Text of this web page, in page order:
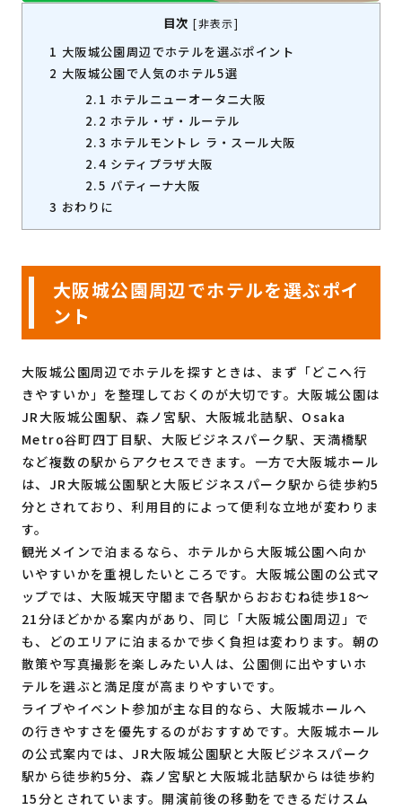
目次 [非表示]
1 大阪城公園周辺でホテルを選ぶポイント
2 大阪城公園で人気のホテル5選
2.1 ホテルニューオータニ大阪
2.2 ホテル・ザ・ルーテル
2.3 ホテルモントレ ラ・スール大阪
2.4 シティプラザ大阪
2.5 パティーナ大阪
3 おわりに
大阪城公園周辺でホテルを選ぶポイ
ント
大阪城公園周辺でホテルを探すときは、まず「どこへ行
きやすいか」を整理しておくのが大切です。大阪城公園は
JR大阪城公園駅、森ノ宮駅、大阪城北詰駅、Osaka
Metro谷町四丁目駅、大阪ビジネスパーク駅、天満橋駅
など複数の駅からアクセスできます。一方で大阪城ホール
は、JR大阪城公園駅と大阪ビジネスパーク駅から徒歩約5
分とされており、利用目的によって便利な立地が変わりま
す。
観光メインで泊まるなら、ホテルから大阪城公園へ向か
いやすいかを重視したいところです。大阪城公園の公式マ
ップでは、大阪城天守閣まで各駅からおおむね徒歩18〜
21分ほどかかる案内があり、同じ「大阪城公園周辺」で
も、どのエリアに泊まるかで歩く負担は変わります。朝の
散策や写真撮影を楽しみたい人は、公園側に出やすいホ
テルを選ぶと満足度が高まりやすいです。
ライブやイベント参加が主な目的なら、大阪城ホールへ
の行きやすさを優先するのがおすすめです。大阪城ホール
の公式案内では、JR大阪城公園駅と大阪ビジネスパーク
駅から徒歩約5分、森ノ宮駅と大阪城北詰駅からは徒歩約
15分とされています。開演前後の移動をできるだけスム